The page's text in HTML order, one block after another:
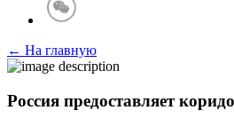
← На главную
Россия предоставляет